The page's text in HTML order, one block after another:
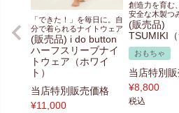
「できた！」を毎日に。自
分で着られるナイトウェア
(販売品) i do button
ハーフスリーブナイ
トウェア（ホワイ
ト）
当店特別販売価格
¥11,000
創造力を育む
安全な木製つ
(販売品)
TSUMIKI（
おもちゃ
当店特別
¥8,800
税込